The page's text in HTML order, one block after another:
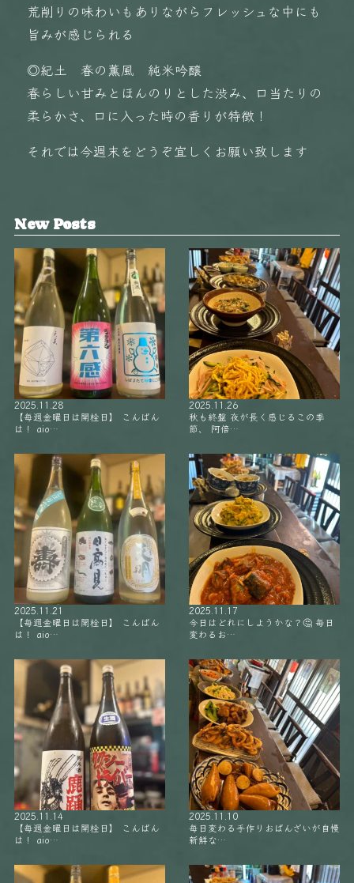
荒削りの味わいもありながらフレッシュな中にも
旨みが感じられる
◎紀土 春の薫風 純米吟醸
春らしい甘みとほんのりとした渋み、口当たりの
柔らかさ、口に入った時の香りが特徴！
それでは今週末をどうぞ宜しくお願い致します️️
New Posts
2025.11.28
【毎週金曜日は開栓日】 こんばん
は！ aio…
2025.11.26
秋も終盤 夜が長く感じるこの季
節、 阿倍…
2025.11.21
【毎週金曜日は開栓日】 こんばん
は！ aio…
2025.11.17
今日はどれにしようかな？🤔 毎日
変わるお…
2025.11.14
【毎週金曜日は開栓日】 こんばん
は！ aio…
2025.11.10
毎日変わる手作りおばんざいが自慢
新鮮な…